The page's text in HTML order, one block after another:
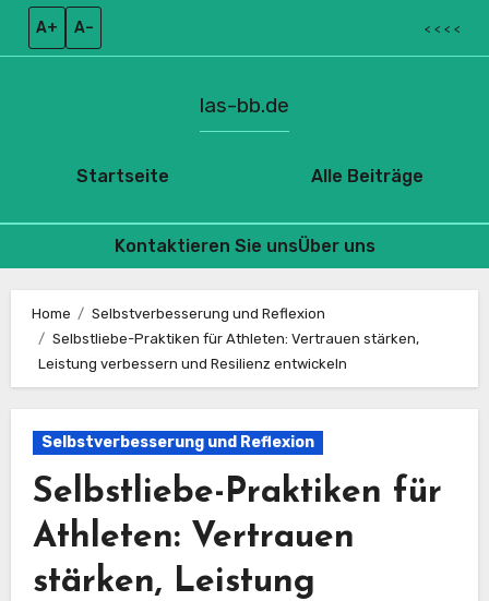
A+ A– < < < <
Startseite
las-bb.de
Alle Beiträge
Kontaktieren Sie unsÜber uns
content
Home
Selbstverbesserung und Reflexion
Selbstliebe-Praktiken für Athleten: Vertrauen stärken,
Leistung verbessern und Resilienz entwickeln
Selbstverbesserung und Reflexion
Selbstliebe-Praktiken für
Athleten: Vertrauen
stärken, Leistung